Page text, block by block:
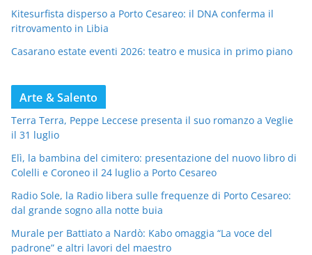
Kitesurfista disperso a Porto Cesareo: il DNA conferma il
ritrovamento in Libia
Casarano estate eventi 2026: teatro e musica in primo piano
Arte & Salento
Terra Terra, Peppe Leccese presenta il suo romanzo a Veglie
il 31 luglio
Elì, la bambina del cimitero: presentazione del nuovo libro di
Colelli e Coroneo il 24 luglio a Porto Cesareo
Radio Sole, la Radio libera sulle frequenze di Porto Cesareo:
dal grande sogno alla notte buia
Murale per Battiato a Nardò: Kabo omaggia “La voce del
padrone” e altri lavori del maestro